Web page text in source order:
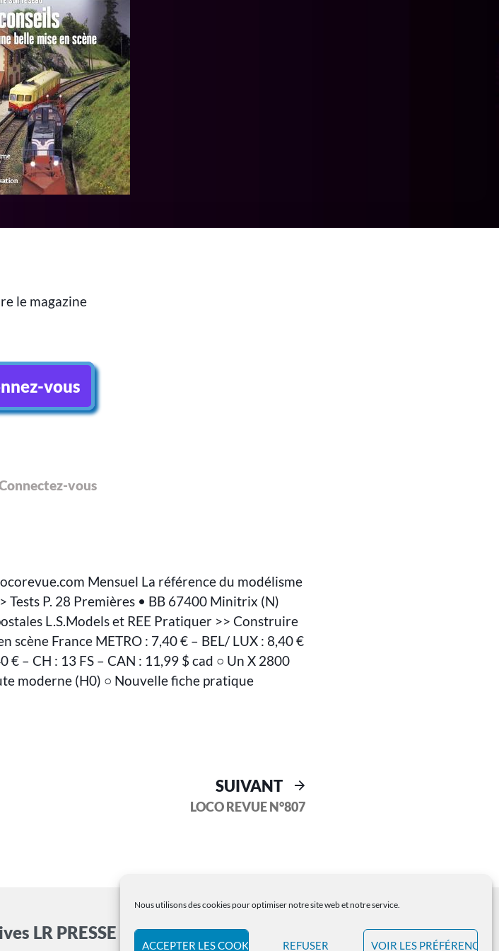
Nous utilisons des cookies pour optimiser notre site web et notre service.
ACCEPTER LES COOKIES REFUSER VOIR LES PRÉFÉRENCES
le magazine
vous
vous
Mensuel La référence du modélisme
Tests P. 28 Premières • BB 67400 Minitrix (N)
L.S.Models et REE Pratiquer >> Construire
scène France METRO : 7,40 € – BEL/ LUX : 8,40 €
€ – CH : 13 FS – CAN : 11,99 $ cad ○ Un X 2800
moderne (H0) ○ Nouvelle fiche pratique
SUIVANT
LOCO REVUE N°807
LR PRESSE